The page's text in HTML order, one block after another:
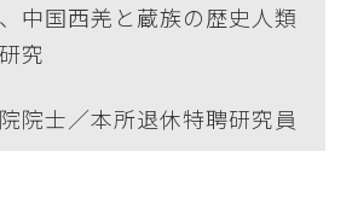
中国西羌と蔵族の歴史人類
究
院士／本所退休特聘研究員